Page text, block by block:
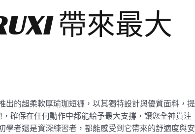
帶來最大
出的超柔軟厚瑜珈短褲，以其獨特設計與優質面料，提
確保在任何動作中都能給予最大支撐，讓您全神貫注
學者還是資深練習者，都能感受到它帶來的舒適度與安